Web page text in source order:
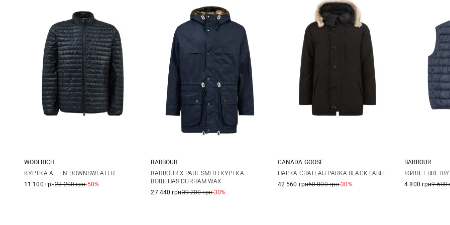
M L XL
WOOLRICH
КУРТКА ALLEN DOWNSWEATER
11 100 грн22 200 грн-50%
M L XL
BARBOUR
BARBOUR X PAUL SMITH КУРТКА
ВОЩЕНАЯ DURHAM WAX
27 440 грн39 200 грн-30%
S M L XL
CANADA GOOSE
ПАРКА CHATEAU PARKA BLACK LABEL
42 560 грн60 800 грн-30%
M L
BARBOUR
ЖИЛЕТ BRETBY
4 800 грн9 600